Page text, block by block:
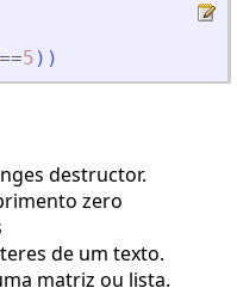
==5 ) )
destructor.
zero
de um texto.
matriz ou lista.